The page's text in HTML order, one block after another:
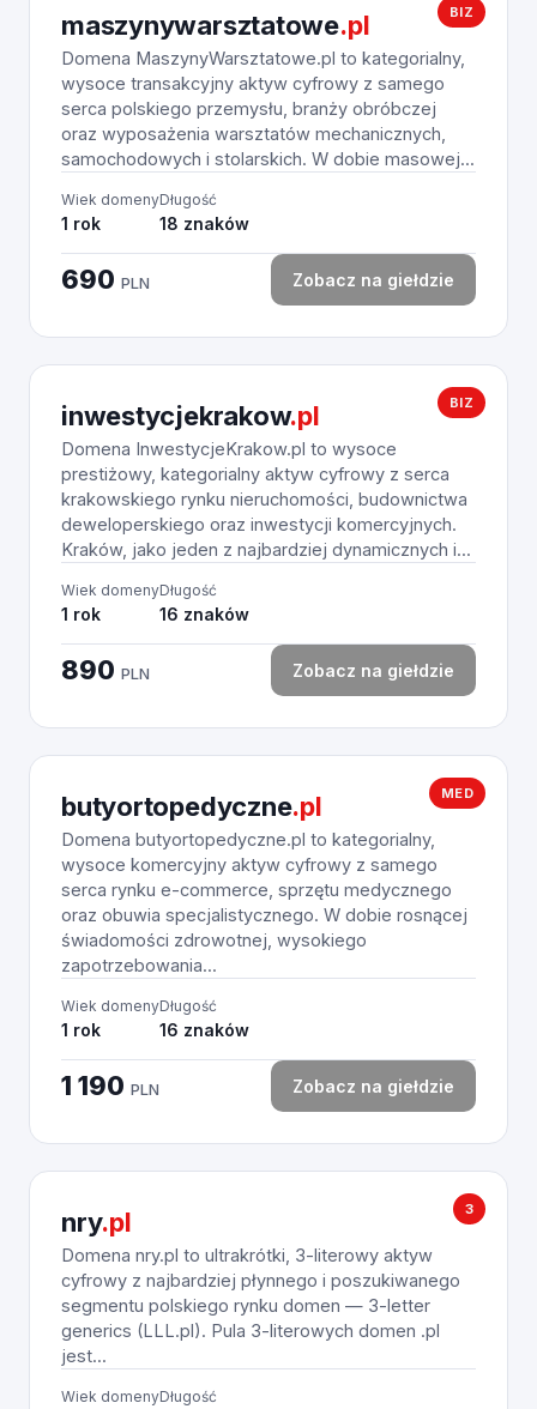
BIZ
maszynywarsztatowe.pl
Domena MaszynyWarsztatowe.pl to kategorialny,
wysoce transakcyjny aktyw cyfrowy z samego
serca polskiego przemysłu, branży obróbczej
oraz wyposażenia warsztatów mechanicznych,
samochodowych i stolarskich. W dobie masowej...
Wiek domeny
1 rok
Długość
18 znaków
690 PLN Zobacz na giełdzie
BIZ
inwestycjekrakow.pl
Domena InwestycjeKrakow.pl to wysoce
prestiżowy, kategorialny aktyw cyfrowy z serca
krakowskiego rynku nieruchomości, budownictwa
deweloperskiego oraz inwestycji komercyjnych.
Kraków, jako jeden z najbardziej dynamicznych i...
Wiek domeny
1 rok
Długość
16 znaków
890 PLN Zobacz na giełdzie
MED
butyortopedyczne.pl
Domena butyortopedyczne.pl to kategorialny,
wysoce komercyjny aktyw cyfrowy z samego
serca rynku e-commerce, sprzętu medycznego
oraz obuwia specjalistycznego. W dobie rosnącej
świadomości zdrowotnej, wysokiego
zapotrzebowania...
Wiek domeny
1 rok
Długość
16 znaków
1 190 PLN Zobacz na giełdzie
3
nry.pl
Domena nry.pl to ultrakrótki, 3-literowy aktyw
cyfrowy z najbardziej płynnego i poszukiwanego
segmentu polskiego rynku domen — 3-letter
generics (LLL.pl). Pula 3-literowych domen .pl
jest...
Wiek domenyDługość